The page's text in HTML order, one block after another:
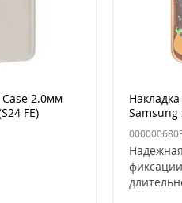
2.0мм
FE)
Samsung
(S936)